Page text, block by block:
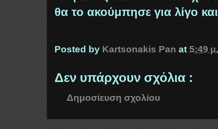
θα το ακούμπησε για λίγο
Posted by Kartsonakis Pan at 5:49
Δεν υπάρχουν σχόλια :
Δημοσίευση σχολίου